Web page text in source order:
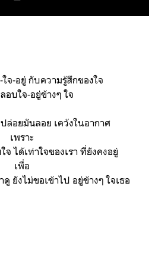
จ-อยู่ กับความรู้สึกของใจ
อบใจ-อยู่ข้างๆ ใจ
ล่อยมันลอย เคว้งในอากาศ
เพราะ
ได้เท่าใจของเรา ที่ยังคงอยู่
เพื่อ
ยังไม่ขอเข้าไป อยู่ข้างๆ ใจเธอ